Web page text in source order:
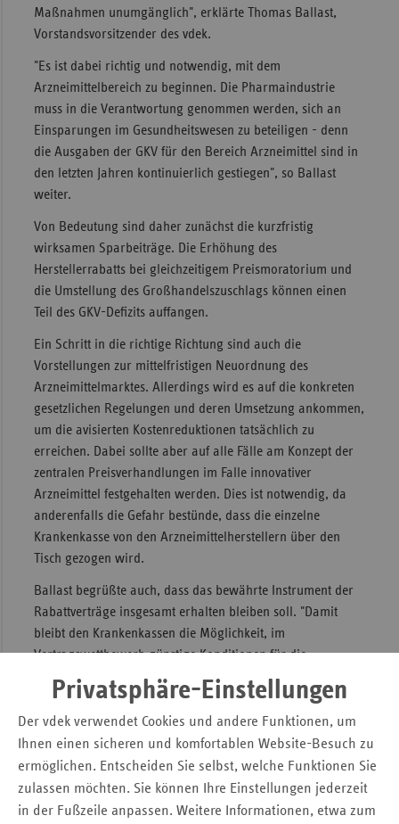
Privatsphäre-Einstellungen
Der vdek verwendet Cookies und andere Funktionen, um
Ihnen einen sicheren und komfortablen Website-Besuch zu
ermöglichen. Entscheiden Sie selbst, welche Funktionen Sie
zulassen möchten. Sie können Ihre Einstellungen jederzeit
in der Fußzeile anpassen. Weitere Informationen, etwa zum
Maßnahmen unumgänglich", erklärte Thomas Ballast,
Vorstandsvorsitzender des vdek.
"Es ist dabei richtig und notwendig, mit dem
Arzneimittelbereich zu beginnen. Die Pharmaindustrie
muss in die Verantwortung genommen werden, sich an
Einsparungen im Gesundheitswesen zu beteiligen - denn
die Ausgaben der GKV für den Bereich Arzneimittel sind in
den letzten Jahren kontinuierlich gestiegen", so Ballast
weiter.
Von Bedeutung sind daher zunächst die kurzfristig
wirksamen Sparbeiträge. Die Erhöhung des
Herstellerrabatts bei gleichzeitigem Preismoratorium und
die Umstellung des Großhandelszuschlags können einen
Teil des GKV-Defizits auffangen.
Ein Schritt in die richtige Richtung sind auch die
Vorstellungen zur mittelfristigen Neuordnung des
Arzneimittelmarktes. Allerdings wird es auf die konkreten
gesetzlichen Regelungen und deren Umsetzung ankommen,
um die avisierten Kostenreduktionen tatsächlich zu
erreichen. Dabei sollte aber auf alle Fälle am Konzept der
zentralen Preisverhandlungen im Falle innovativer
Arzneimittel festgehalten werden. Dies ist notwendig, da
anderenfalls die Gefahr bestünde, dass die einzelne
Krankenkasse von den Arzneimittelherstellern über den
Tisch gezogen wird.
Ballast begrüßte auch, dass das bewährte Instrument der
Rabattverträge insgesamt erhalten bleiben soll. "Damit
bleibt den Krankenkassen die Möglichkeit, im
Vertragswettbewerb günstige Konditionen für die
Versorgung ihrer Versicherten zu erzielen."
Kritisch sieht Ballast allerdings die angekündigte
Mehrkostenregelung für Patienten. Danach sollen Patienten
künftig mehr bezahlen, wenn sie ein anderes als das
rabattierte Arzneimittel erhalten wollen. „Von dieser
vermeintlich verbraucherfreundlichen Änderung, mit der
dem Versicherten eine Wahlmöglichkeit zwischen